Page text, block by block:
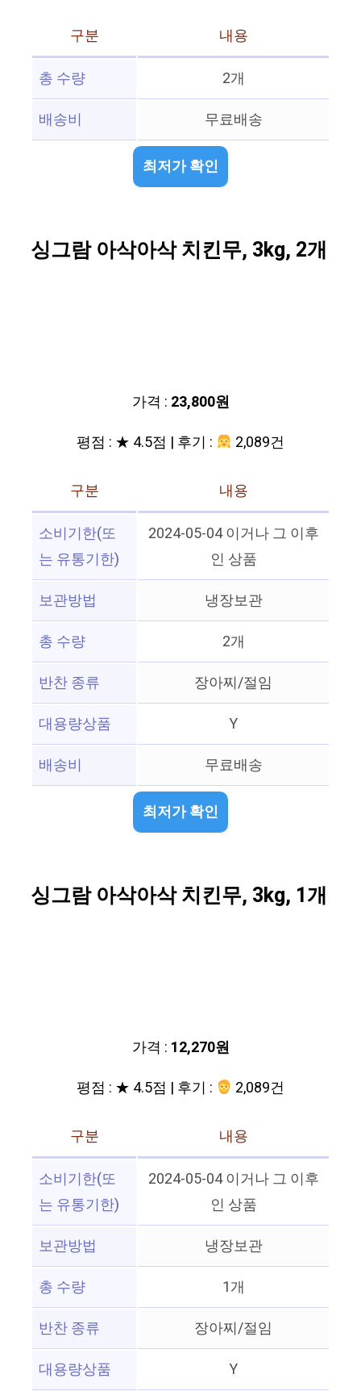
구분
내용
총 수량
2개
배송비
무료배송
최저가 확인
싱그람 아삭아삭 치킨무, 3kg, 2개
가격 : 23,800원
평점 : ★ 4.5점 | 후기 :
2,089건
구분
내용
소비기한(또
는 유통기한)
2024-05-04 이거나 그 이후
인 상품
보관방법
냉장보관
총 수량
2개
반찬 종류
장아찌/절임
대용량상품
Y
배송비
무료배송
최저가 확인
싱그람 아삭아삭 치킨무, 3kg, 1개
가격 : 12,270원
평점 : ★ 4.5점 | 후기 :
2,089건
구분
내용
소비기한(또
는 유통기한)
2024-05-04 이거나 그 이후
인 상품
보관방법
냉장보관
총 수량
1개
반찬 종류
장아찌/절임
대용량상품
Y